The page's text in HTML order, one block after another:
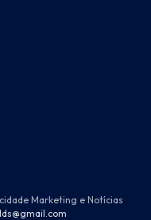
Marketing e Notícias